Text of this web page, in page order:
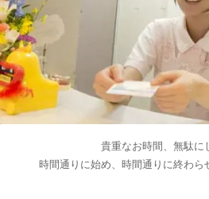
貴重なお時間、無駄に
時間通りに始め、時間通りに終わら